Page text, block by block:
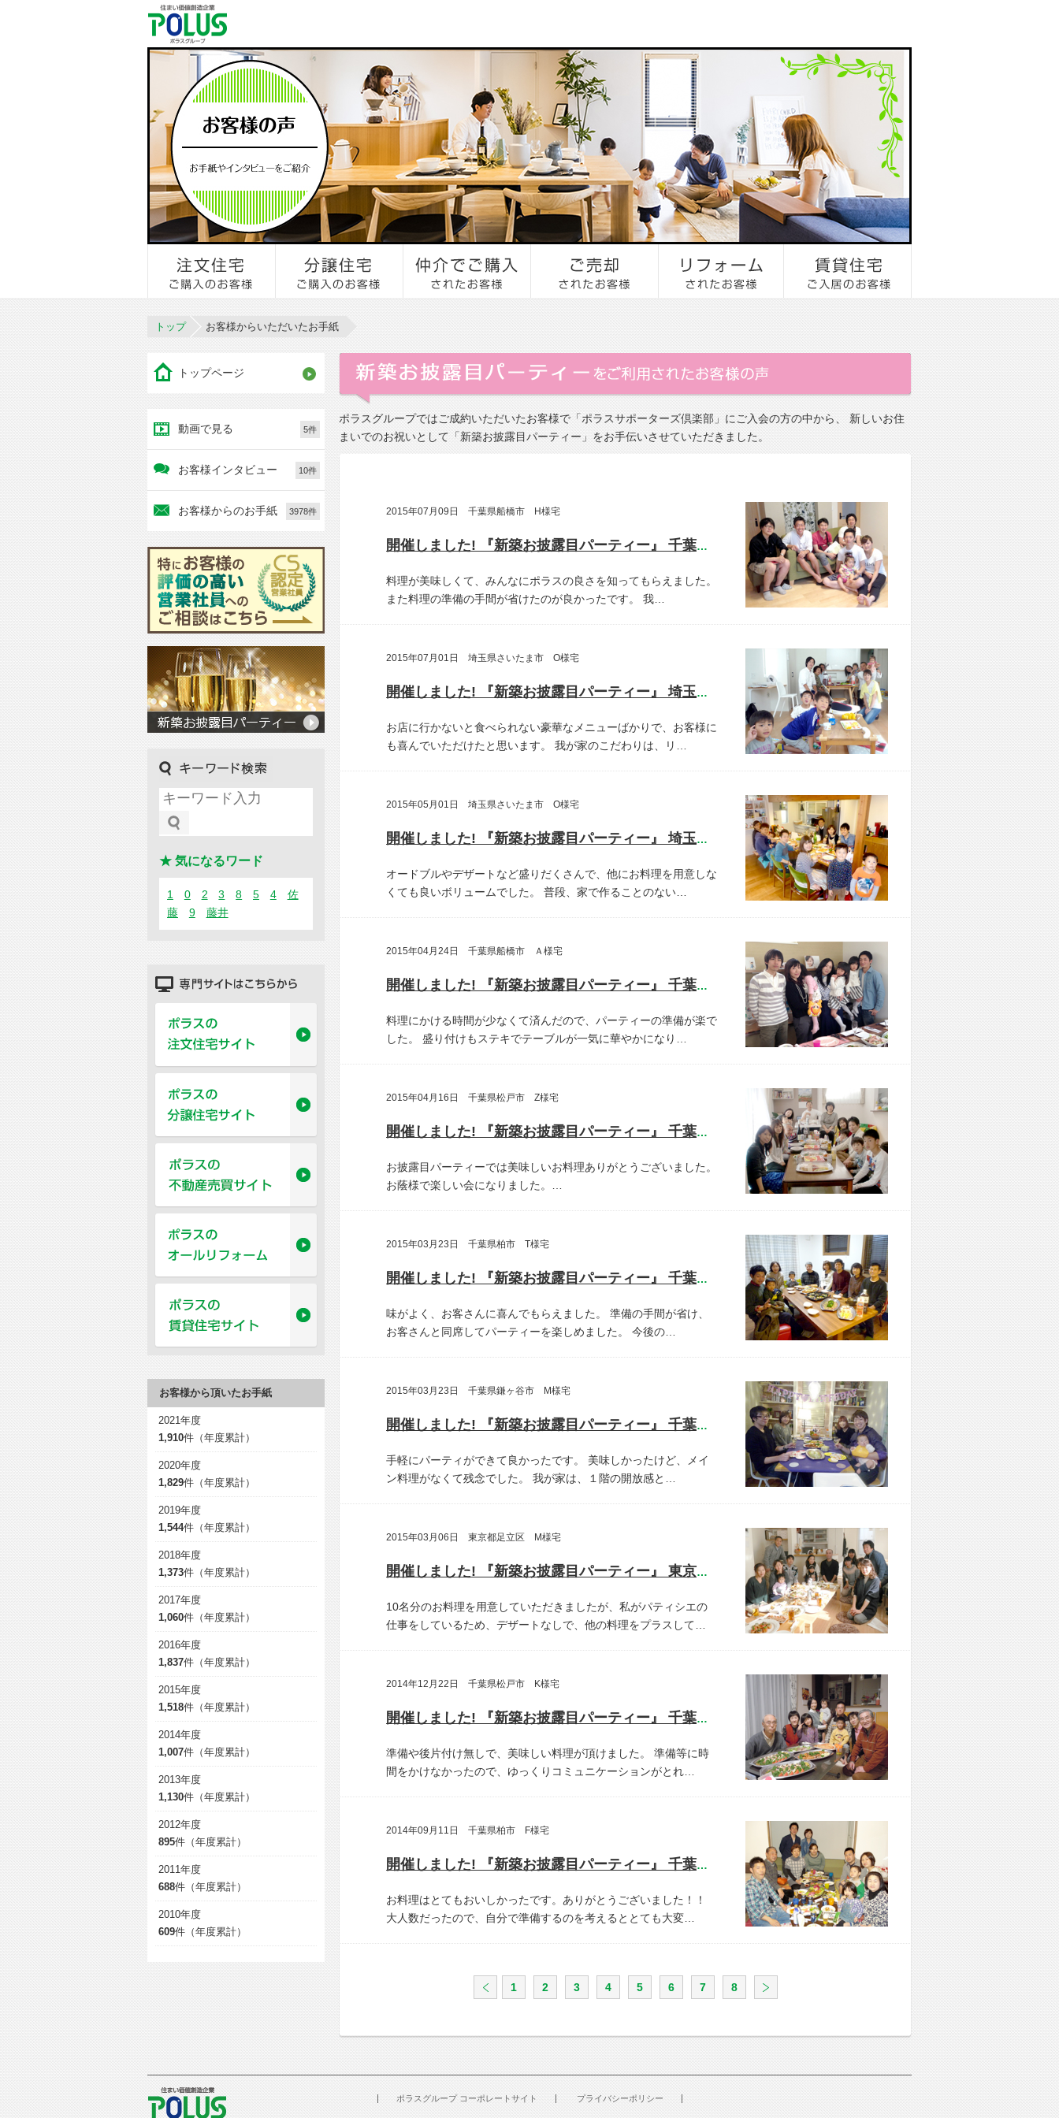
トップ お客様からいただいたお手紙
ポラスグループではご成約いただいたお客様で「ポラスサポーターズ倶楽部」にご入会の方の中から、 新しいお住
まいでのお祝いとして「新築お披露目パーティー」をお手伝いさせていただきました。
2015年07月09日 千葉県船橋市 H様宅
開催しました! 『新築お披露目パーティー』 千葉県船橋市 H様宅
料理が美味しくて、みんなにポラスの良さを知ってもらえました。
また料理の準備の手間が省けたのが良かったです。
我…
2015年07月01日 埼玉県さいたま市 O様宅
開催しました! 『新築お披露目パーティー』 埼玉県さいたま市 O様宅
お店に行かないと食べられない豪華なメニューばかりで、お客様に
も喜んでいただけたと思います。
我が家のこだわりは、リ…
2015年05月01日 埼玉県さいたま市 O様宅
開催しました! 『新築お披露目パーティー』 埼玉県さいたま市 O様宅
オードブルやデザートなど盛りだくさんで、他にお料理を用意しな
くても良いボリュームでした。
普段、家で作ることのない…
2015年04月24日 千葉県船橋市 Ａ様宅
開催しました! 『新築お披露目パーティー』 千葉県船橋市 A様宅
料理にかける時間が少なくて済んだので、パーティーの準備が楽で
した。
盛り付けもステキでテーブルが一気に華やかになり…
2015年04月16日 千葉県松戸市 Z様宅
開催しました! 『新築お披露目パーティー』 千葉県松戸市 Z様宅
お披露目パーティーでは美味しいお料理ありがとうございました。
お蔭様で楽しい会になりました。…
2015年03月23日 千葉県柏市 T様宅
開催しました! 『新築お披露目パーティー』 千葉県柏市 T様宅
味がよく、お客さんに喜んでもらえました。
準備の手間が省け、
お客さんと同席してパーティーを楽しめました。
今後の…
2015年03月23日 千葉県鎌ヶ谷市 M様宅
開催しました! 『新築お披露目パーティー』 千葉県鎌ヶ谷市 M様宅
手軽にパーティができて良かったです。
美味しかったけど、メイ
ン料理がなくて残念でした。
我が家は、１階の開放感と…
2015年03月06日 東京都足立区 M様宅
開催しました! 『新築お披露目パーティー』 東京都足立区 M様宅
10名分のお料理を用意していただきましたが、私がパティシエの
仕事をしているため、デザートなしで、他の料理をプラスして…
2014年12月22日 千葉県松戸市 K様宅
開催しました! 『新築お披露目パーティー』 千葉県松戸市 K様宅
準備や後片付け無しで、美味しい料理が頂けました。
準備等に時
間をかけなかったので、ゆっくりコミュニケーションがとれ…
2014年09月11日 千葉県柏市 F様宅
開催しました! 『新築お披露目パーティー』 千葉県柏市 F様宅
お料理はとてもおいしかったです。ありがとうございました！！
大人数だったので、自分で準備するのを考えるととても大変…
1 2 3 4 5 6 7 8
トップページ
動画で見る 5件
お客様インタビュー 10件
お客様からのお手紙 3978件
★ 気になるワード
1 0 2 3 8 5 4
佐
藤
9 藤井
お客様から頂いたお手紙
2021年度
1,910件（年度累計）
2020年度
1,829件（年度累計）
2019年度
1,544件（年度累計）
2018年度
1,373件（年度累計）
2017年度
1,060件（年度累計）
2016年度
1,837件（年度累計）
2015年度
1,518件（年度累計）
2014年度
1,007件（年度累計）
2013年度
1,130件（年度累計）
2012年度
895件（年度累計）
2011年度
688件（年度累計）
2010年度
609件（年度累計）
ポラスグループ コーポレートサイト
プライバシーポリシー